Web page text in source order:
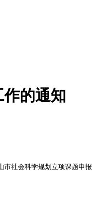
作的通知
社会科学规划立项课题申